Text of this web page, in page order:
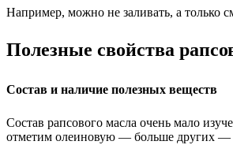
Например, можно не заливать, а только
Полезные свойства
Состав и наличие полезных веществ
Состав рапсового масла очень мало
отметим олеиновую — больше других —